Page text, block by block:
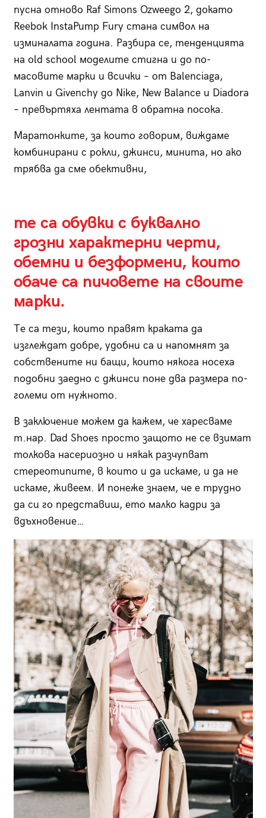
пусна отново Raf Simons Ozweego 2, докато
Reebok InstaPump Fury стана символ на
изминалата година. Разбира се, тенденцията
на old school моделите стигна и до по-
масовите марки и всички – от Balenciaga,
Lanvin и Givenchy до Nike, New Balance и Diadora
– превъртяха лентата в обратна посока.
Маратонките, за които говорим, виждаме
комбинирани с рокли, джинси, минита, но ако
трябва да сме обективни,
те са обувки с буквално
грозни характерни черти,
обемни и безформени, които
обаче са пичовете на своите
марки.
Те са тези, които правят краката да
изглеждат добре, удобни са и напомнят за
собствените ни бащи, които някога носеха
подобни заедно с джинси поне два размера по-
големи от нужното.
В заключение можем да кажем, че харесваме
т.нар. Dad Shoes просто защото не се взимат
толкова насериозно и някак разчупват
стереотипите, в които и да искаме, и да не
искаме, живеем. И понеже знаем, че е трудно
да си го представиш, ето малко кадри за
вдъхновение…